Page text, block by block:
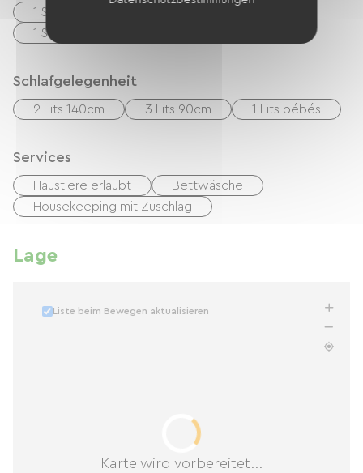
1 Salle d'eau (douche)
1 Salle de bain (baignoire)
Schlafgelegenheit
2 Lits 140cm 3 Lits 90cm 1 Lits bébés
Services
Haustiere erlaubt
Bettwäsche
Housekeeping mit Zuschlag
Lage
Karte wird vorbereitet...
Liste beim Bewegen aktualisieren